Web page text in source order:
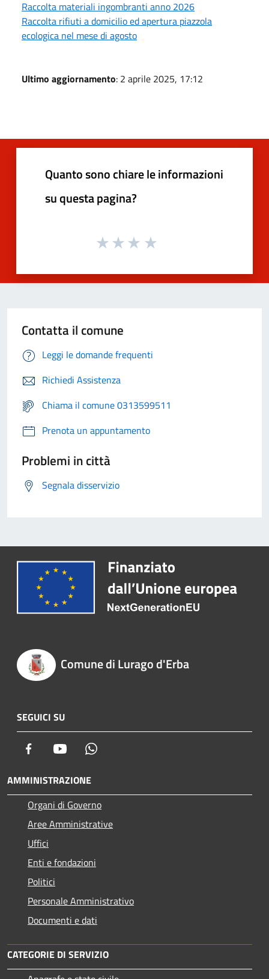
Raccolta materiali ingombranti anno 2026
Raccolta rifiuti a domicilio ed apertura piazzola
ecologica nel mese di agosto
Ultimo aggiornamento: 2 aprile 2025, 17:12
Quanto sono chiare le informazioni
su questa pagina?
Contatta il comune
Leggi le domande frequenti
Richiedi Assistenza
Chiama il comune 0313599511
Prenota un appuntamento
Problemi in città
Segnala disservizio
Comune di Lurago d'Erba
SEGUICI SU
Facebook Youtube
AMMINISTRAZIONE
Organi di Governo
Aree Amministrative
Uffici
Enti e fondazioni
Politici
Personale Amministrativo
Documenti e dati
CATEGORIE DI SERVIZIO